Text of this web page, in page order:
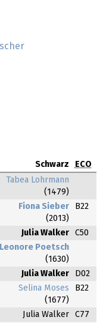
Schwarz
ECO
Tabea Lohrmann
(1479)
Fiona Sieber
(2013)
B22
Julia Walker
C50
Leonore Poetsch
(1630)
Julia Walker
D02
Selina Moses
(1677)
B22
Julia Walker C77